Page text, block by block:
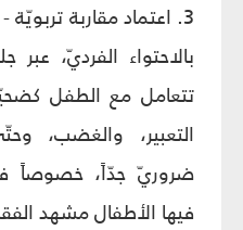
3. اعتماد مقاربة
بالاحتواء الفرديّ،
تتعامل مع الطفل
التعبير، والغضب،
ضروريّ جدّاً، خصوصاً
فيها الأطفال مشهد